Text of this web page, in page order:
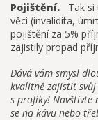
Pojištění. Tak
věci (invalidita,
pojištění za 5%
zajistily propad
Dává vám smysl
kvalitně zajistit
s profíky! Navštivte
se na kávu nebo